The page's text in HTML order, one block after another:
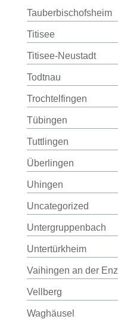
Tauberbischofsheim
Titisee
Titisee-Neustadt
Todtnau
Trochtelfingen
Tübingen
Tuttlingen
Überlingen
Uhingen
Uncategorized
Untergruppenbach
Untertürkheim
Vaihingen an der Enz
Vellberg
Waghäusel